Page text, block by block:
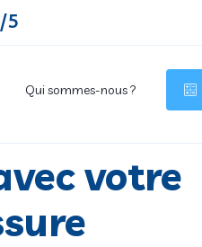
Qui sommes-nous ?
votre